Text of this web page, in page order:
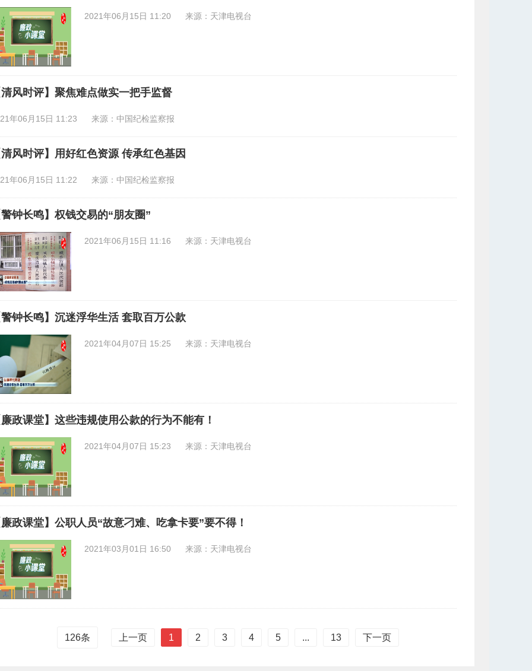
2021年06月15日 11:20 来源：天津电视台
风时评】聚焦难点做实一把手监督
年06月15日 11:23 来源：中国纪检监察报
风时评】用好红色资源 传承红色基因
年06月15日 11:22 来源：中国纪检监察报
钟长鸣】权钱交易的“朋友圈”
2021年06月15日 11:16 来源：天津电视台
钟长鸣】沉迷浮华生活 套取百万公款
2021年04月07日 15:25 来源：天津电视台
政课堂】这些违规使用公款的行为不能有！
2021年04月07日 15:23 来源：天津电视台
政课堂】公职人员“故意刁难、吃拿卡要”要不得！
2021年03月01日 16:50 来源：天津电视台
126条 上一页 1 2 3 4 5 ... 13 下一页